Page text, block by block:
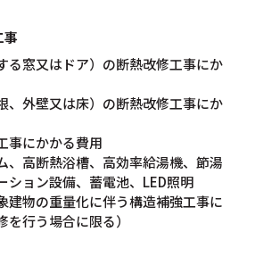
事
る窓又はドア）の断熱改修工事にか
、外壁又は床）の断熱改修工事にか
事にかかる費用
高断熱浴槽、高効率給湯機、節湯
ション設備、蓄電池、LED照明
建物の重量化に伴う構造補強工事に
行う場合に限る）